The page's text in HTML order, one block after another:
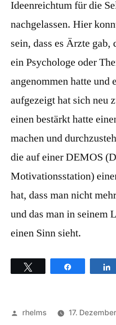
Ideenreichtum für die
nachgelassen. Hier
sein, dass es Ärzte
ein Psychologe oder
angenommen hatte
aufgezeigt hat sich neu
einen bestärkt hatte
machen und
die auf einer DEMOS
Motivationsstation)
hat, dass man nicht
und das man in seinem
einen Sinn sieht.
Veröffentlicht
rhelms 17.